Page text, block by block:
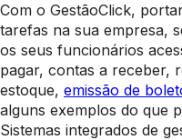
Com o GestãoClick,
tarefas na sua empresa,
os seus funcionários
pagar, contas a receber,
estoque, emissão de
alguns exemplos do que
Sistemas integrados de